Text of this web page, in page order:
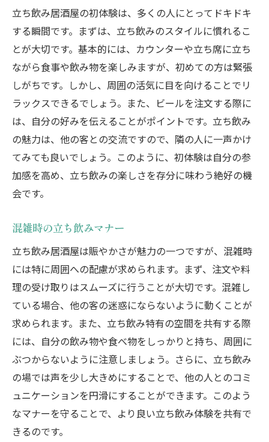
立ち飲み居酒屋の初体験は、多くの人にとってドキドキ
する瞬間です。まずは、立ち飲みのスタイルに慣れるこ
とが大切です。基本的には、カウンターや立ち席に立ち
ながら食事や飲み物を楽しみますが、初めての方は緊張
しがちです。しかし、周囲の活気に目を向けることでリ
ラックスできるでしょう。また、ビールを注文する際に
は、自分の好みを伝えることがポイントです。立ち飲み
の魅力は、他の客との交流ですので、隣の人に一声かけ
てみても良いでしょう。このように、初体験は自分の参
加感を高め、立ち飲みの楽しさを存分に味わう絶好の機
会です。
混雑時の立ち飲みマナー
立ち飲み居酒屋は賑やかさが魅力の一つですが、混雑時
には特に周囲への配慮が求められます。まず、注文や料
理の受け取りはスムーズに行うことが大切です。混雑し
ている場合、他の客の迷惑にならないように動くことが
求められます。また、立ち飲み特有の空間を共有する際
には、自分の飲み物や食べ物をしっかりと持ち、周囲に
ぶつからないように注意しましょう。さらに、立ち飲み
の場では声を少し大きめにすることで、他の人とのコミ
ュニケーションを円滑にすることができます。このよう
なマナーを守ることで、より良い立ち飲み体験を共有で
きるのです。